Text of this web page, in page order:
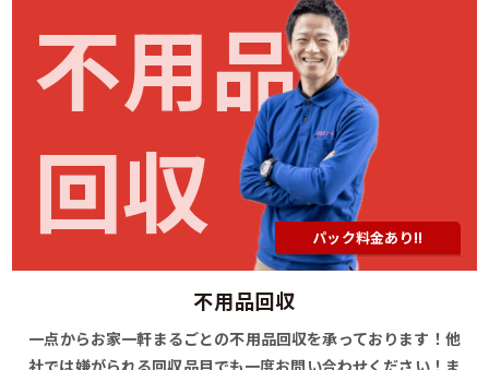
不用品
回収
パック料金あり!!
不用品回収
一点からお家一軒まるごとの不用品回収を承っております！他